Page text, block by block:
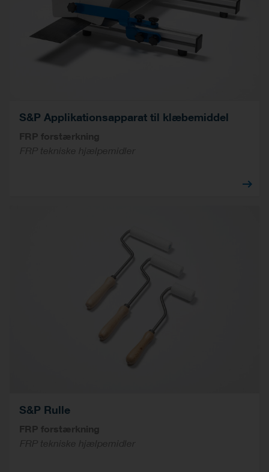
S&P Applikationsapparat til klæbemiddel
FRP forstærkning
FRP tekniske hjælpemidler
S&P Rulle
FRP forstærkning
FRP tekniske hjælpemidler